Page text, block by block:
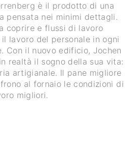
è il prodotto di una
pensata nei minimi dettagli.
coprire e flussi di lavoro
lavoro del personale in ogni
Con il nuovo edificio, Jochen
realtà il sogno della sua vita:
artigianale. Il pane migliore
al fornaio le condizioni di
migliori.